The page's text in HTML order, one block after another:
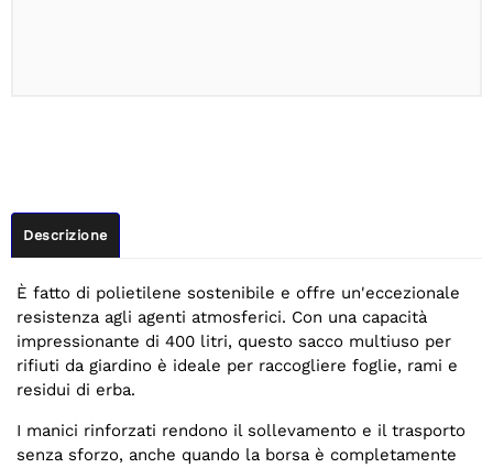
Descrizione
È fatto di polietilene sostenibile e offre un'eccezionale
resistenza agli agenti atmosferici. Con una capacità
impressionante di 400 litri, questo sacco multiuso per
rifiuti da giardino è ideale per raccogliere foglie, rami e
residui di erba.
I manici rinforzati rendono il sollevamento e il trasporto
senza sforzo, anche quando la borsa è completamente